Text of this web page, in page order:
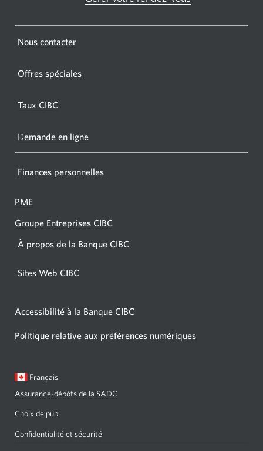
Une
fenêtre
Nous contacter
Offres spéciales
Taux CIBC
Demande en ligne
Finances personnelles
PME
Groupe Entreprises CIBC
À propos de la Banque CIBC
Sites Web CIBC
Accessibilité à la Banque CIBC
Politique relative aux préférences numériques
Langue
Français
de
Assurance-dépôts de la SADC
Choix de pub
Confidentialité et sécurité